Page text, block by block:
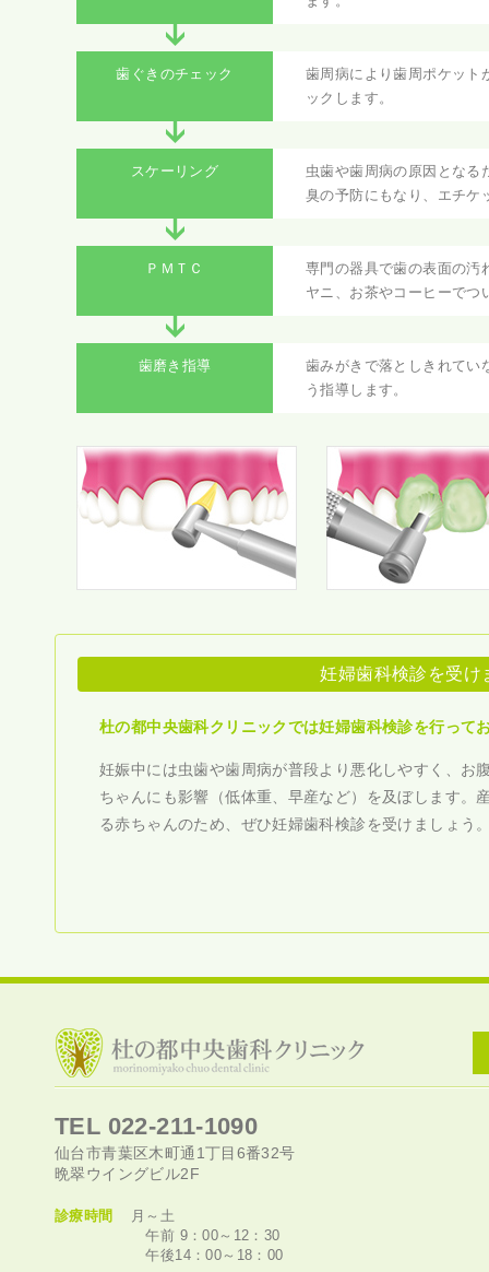
歯ぐきのチェック
歯周病により歯周ポケット
ックします。
スケーリング
虫歯や歯周病の原因となる
臭の予防にもなり、エチケ
ＰＭＴＣ
専門の器具で歯の表面の汚
ヤニ、お茶やコーヒーでつ
歯磨き指導
歯みがきで落としきれてい
う指導します。
妊婦歯科検診を受け
杜の都中央歯科クリニックでは妊婦歯科検診を行って
妊娠中には虫歯や歯周病が普段より悪化しやすく、お
ちゃんにも影響（低体重、早産など）を及ぼします。
る赤ちゃんのため、ぜひ妊婦歯科検診を受けましょう
TEL 022-211-1090
仙台市青葉区木町通1丁目6番32号
晩翠ウイングビル2F
診療時間
月～土
午前 9：00～12：30
午後14：00～18：00